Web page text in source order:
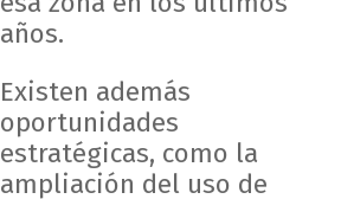
años.
Existen además
oportunidades
estratégicas, como la
ampliación del uso de